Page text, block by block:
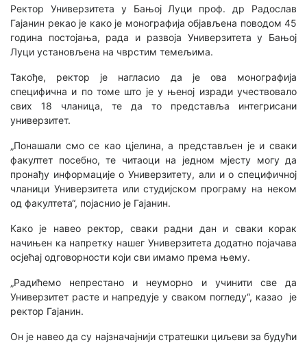
Ректор Универзитета у Бањој Луци проф. др Радослав
Гајанин рекао је како је монографија објављена поводом 45
година постојања, рада и развоја Универзитета у Бањој
Луци установљена на чврстим темељима.
Такође, ректор је нагласио да је ова монографија
специфична и по томе што је у њеној изради учествовало
свих 18 чланица, те да то представља интегрисани
универзитет.
„Понашали смо се као цјелина, а представљен је и сваки
факултет посебно, те читаоци на једном мјесту могу да
пронађу информације о Универзитету, али и о специфичној
чланици Универзитета или студијском програму на неком
од факултета“, појаснио је Гајанин.
Како је навео ректор, сваки радни дан и сваки корак
начињен ка напретку нашег Универзитета додатно појачава
осјећај одговорности који сви имамо према њему.
„Радићемо непрестано и неуморно и учинити све да
Универзитет расте и напредује у сваком погледу“, казао је
ректор Гајанин.
Он је навео да су најзначајнији стратешки циљеви за будући